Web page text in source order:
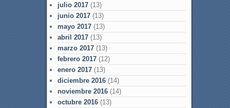
julio 2017(13)
junio 2017(13)
mayo 2017(13)
abril 2017(13)
marzo 2017(13)
febrero 2017(12)
enero 2017(13)
diciembre 2016(14)
noviembre 2016(14)
octubre 2016(13)